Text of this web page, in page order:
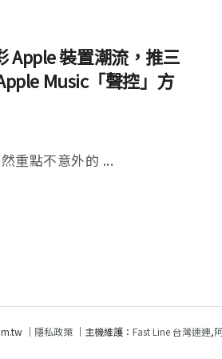
Apple 裝置潮流，推三
Music「聲控」方
重點不意外的 ...
｜ 隱私政策 ｜主機維護： Fast Line 台灣速連,